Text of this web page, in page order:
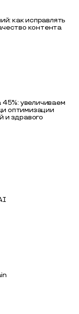
как исправлять
контента
45%: увеличиваем
оптимизации
и здравого